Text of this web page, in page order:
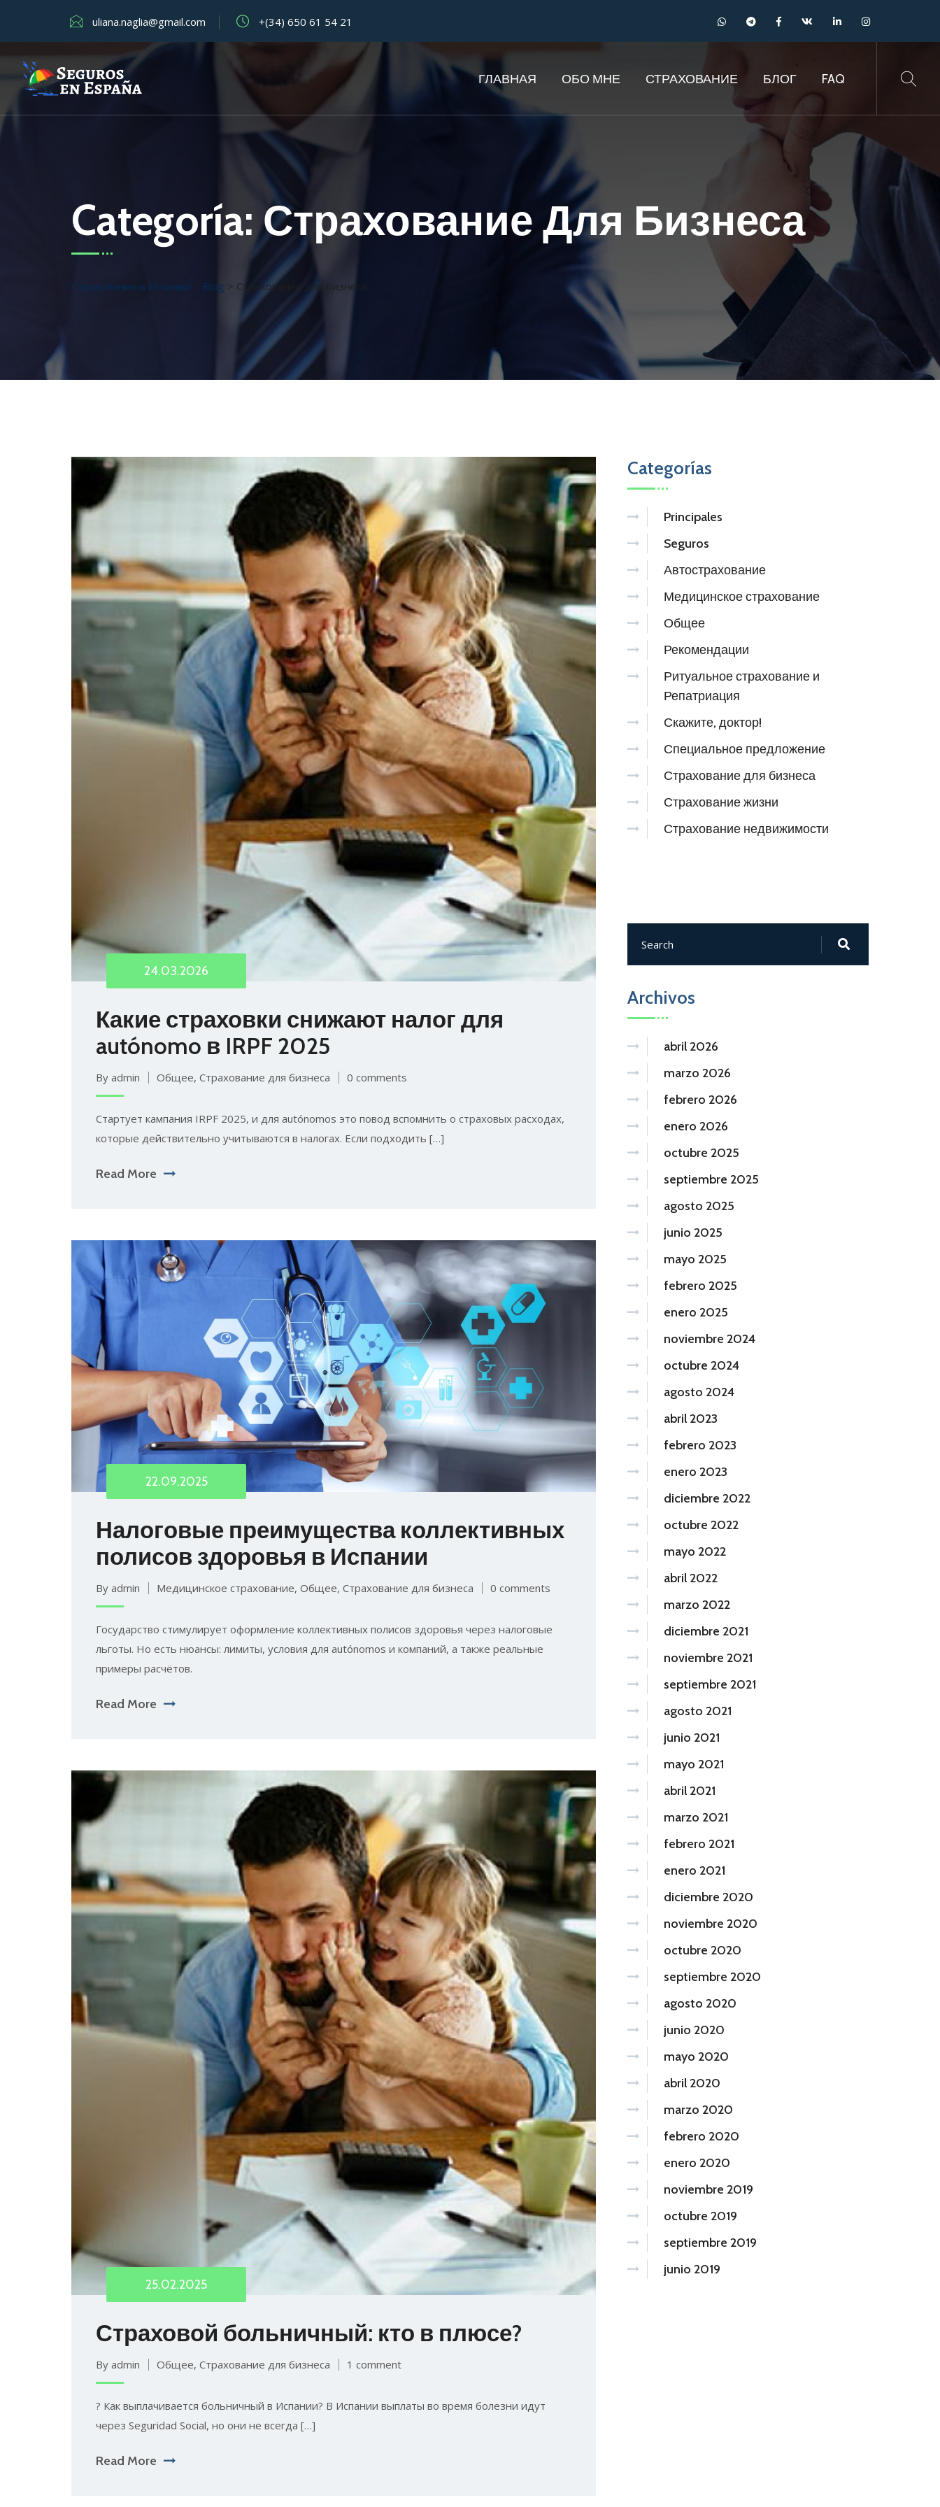
uliana.naglia@gmail.com +(34) 650 61 54 21
ГЛАВНАЯ ОБО МНЕ СТРАХОВАНИЕ БЛОГ FAQ
Categoría:Страхование Для Бизнеса
Страхование в Испании Blog > Страхование для бизнеса
24.03.2026
Какие страховки снижают налог для
autónomo в IRPF 2025
By admin Общее, Страхование для бизнеса 0 comments
Стартует кампания IRPF 2025, и для autónomos это повод вспомнить о страховых расходах,
которые действительно учитываются в налогах. Если подходить […]
Read More
22.09.2025
Налоговые преимущества коллективных
полисов здоровья в Испании
By admin Медицинское страхование, Общее, Страхование для бизнеса 0 comments
Государство стимулирует оформление коллективных полисов здоровья через налоговые
льготы. Но есть нюансы: лимиты, условия для autónomos и компаний, а также реальные
примеры расчётов.
Read More
25.02.2025
Страховой больничный: кто в плюсе?
By admin Общее, Страхование для бизнеса 1 comment
? Как выплачивается больничный в Испании? В Испании выплаты во время болезни идут
через Seguridad Social, но они не всегда […]
Read More
Categorías
Principales
Seguros
Автострахование
Медицинское страхование
Общее
Рекомендации
Ритуальное страхование и
Репатриация
Скажите, доктор!
Специальное предложение
Страхование для бизнеса
Страхование жизни
Страхование недвижимости
Archivos
abril 2026
marzo 2026
febrero 2026
enero 2026
octubre 2025
septiembre 2025
agosto 2025
junio 2025
mayo 2025
febrero 2025
enero 2025
noviembre 2024
octubre 2024
agosto 2024
abril 2023
febrero 2023
enero 2023
diciembre 2022
octubre 2022
mayo 2022
abril 2022
marzo 2022
diciembre 2021
noviembre 2021
septiembre 2021
agosto 2021
junio 2021
mayo 2021
abril 2021
marzo 2021
febrero 2021
enero 2021
diciembre 2020
noviembre 2020
octubre 2020
septiembre 2020
agosto 2020
junio 2020
mayo 2020
abril 2020
marzo 2020
febrero 2020
enero 2020
noviembre 2019
octubre 2019
septiembre 2019
junio 2019